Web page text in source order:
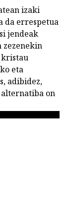
izaki
da errespetua
jendeak
zezenekin
eta
adibidez,
on